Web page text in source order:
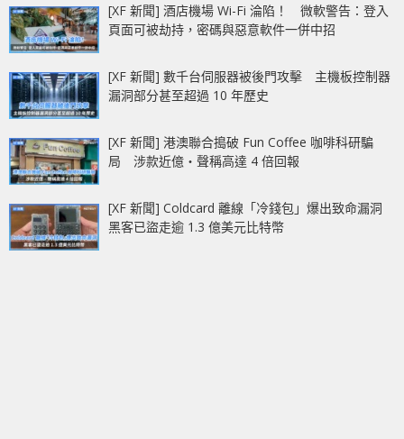
[XF 新聞] 酒店機場 Wi-Fi 淪陷！ 微軟警告：登入
頁面可被劫持，密碼與惡意軟件一併中招
[XF 新聞] 數千台伺服器被後門攻擊 主機板控制器
漏洞部分甚至超過 10 年歷史
[XF 新聞] 港澳聯合搗破 Fun Coffee 咖啡科研騙
局 涉款近億‧聲稱高達 4 倍回報
[XF 新聞] Coldcard 離線「冷錢包」爆出致命漏洞
黑客已盜走逾 1.3 億美元比特幣